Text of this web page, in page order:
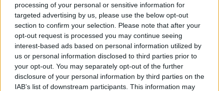
processing of your personal or sensitive information for
targeted advertising by us, please use the below opt-out
section to confirm your selection. Please note that after your
opt-out request is processed you may continue seeing
interest-based ads based on personal information utilized by
us or personal information disclosed to third parties prior to
your opt-out. You may separately opt-out of the further
disclosure of your personal information by third parties on the
IAB’s list of downstream participants. This information may
Mariborčane čaka nova večja zapora, začenja se večmilijonska prenova
Ljubljanske ulice
Prikaži več
Želiš biti vedno na tekočem? Prijavi se na novice in dvakrat
tedensko v svoj email nabiralnik prejmi pregled svežih novic.
E-naslov